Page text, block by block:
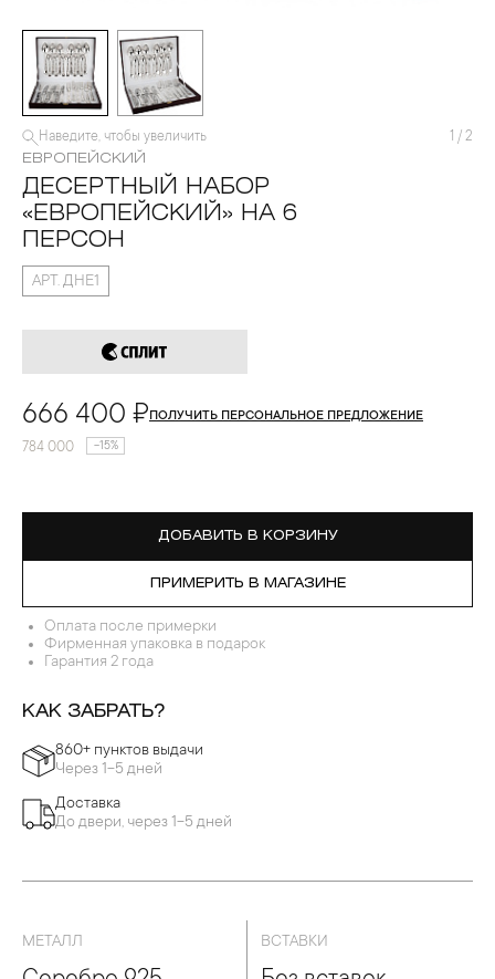
Наведите, чтобы увеличить 1 / 2
ЕВРОПЕЙСКИЙ
ДЕСЕРТНЫЙ НАБОР
«ЕВРОПЕЙСКИЙ» НА 6
ПЕРСОН
АРТ. ДНЕ1
666 400 ₽ ПОЛУЧИТЬ ПЕРСОНАЛЬНОЕ ПРЕДЛОЖЕНИЕ
784 000 -15%
ДОБАВИТЬ В КОРЗИНУ
ПРИМЕРИТЬ В МАГАЗИНЕ
Оплата после примерки
Фирменная упаковка в подарок
Гарантия 2 года
КАК ЗАБРАТЬ?
860+ пунктов выдачи
Через 1-5 дней
Доставка
До двери, через 1-5 дней
МЕТАЛЛ ВСТАВКИ